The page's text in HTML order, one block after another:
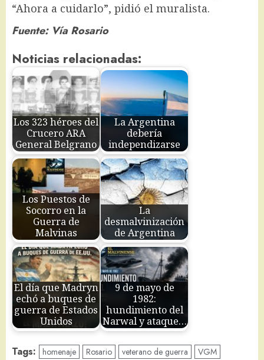
“Ahora a cuidarlo”, pidió el muralista.
Fuente: Vía Rosario
Noticias relacionadas:
Los 323 héroes del
Crucero ARA
General Belgrano
La Argentina
debería
independizarse
Los Puestos de
Socorro en la
Guerra de
Malvinas
La
desmalvinización
de Argentina
El día que Madryn
echó a buques de
guerra de Estados
Unidos
9 de mayo de
1982:
hundimiento del
Narwal y ataque…
Tags: homenaje Rosario veterano de guerra VGM